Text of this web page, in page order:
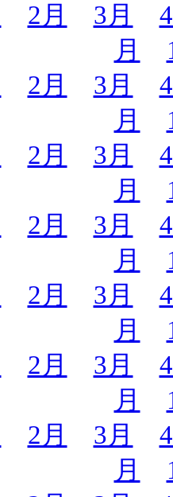
2月 3月
月
2月 3月
月
2月 3月
月
2月 3月
月
2月 3月
月
2月 3月
月
2月 3月
月